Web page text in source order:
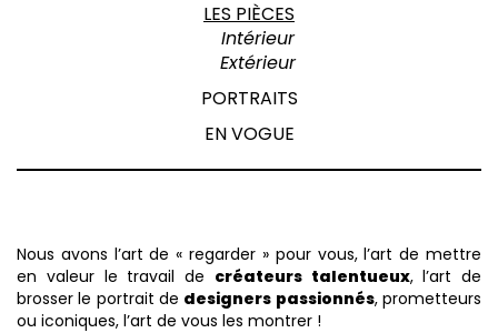
LES PIÈCES
Intérieur
Extérieur
PORTRAITS
EN VOGUE
Nous avons l’art de « regarder » pour vous, l’art de mettre
en valeur le travail de créateurs talentueux, l’art de
brosser le portrait de designers passionnés, prometteurs
ou iconiques, l’art de vous les montrer !